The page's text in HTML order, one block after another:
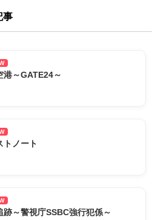
事
港～GATE24～
トノート
跡～警視庁SSBC強行犯係～